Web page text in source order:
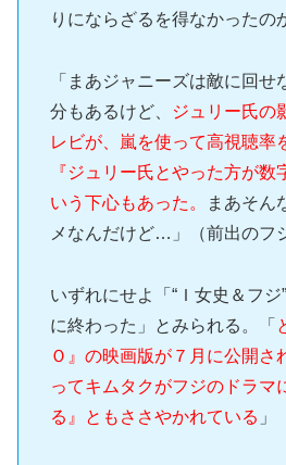
りにならざるを得なかったの
「まあジャニーズは敵に回せ
分もあるけど、
ジュリー氏の
レビが、嵐を使って高視聴率
『ジュリー氏とやった方が数
いう下心もあった。
まあそん
メなんだけど…」（前出のフ
いずれにせよ「“Ｉ女史＆フ
に終わった」とみられる。「
Ｏ』の映画版が７月に公開さ
ってキムタクがフジのドラマ
る』ともささやかれている 」